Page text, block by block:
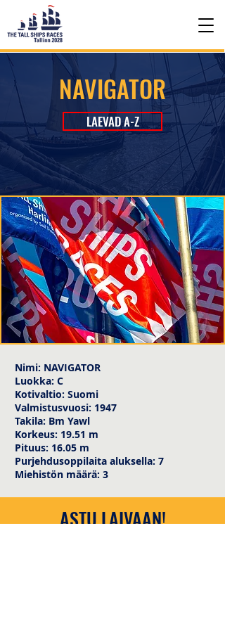
NAVIGATOR
LAEVAD A-Z
Nimi: NAVIGATOR
Luokka: C
Kotivaltio: Suomi
Valmistusvuosi: 1947
Takila: Bm Yawl
Korkeus: 19.51 m
Pituus: 16.05 m
Purjehdusoppilaita aluksella: 7
Miehistön määrä: 3
ASTU LAIVAAN!